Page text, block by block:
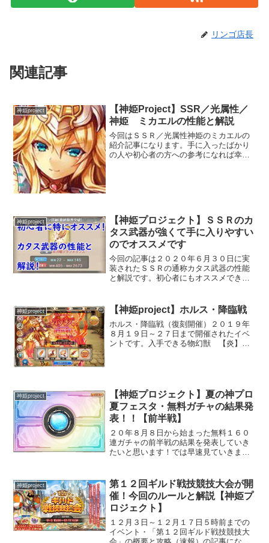
リンゴ店長
関連記事
神姫project
【神姫Project】SSR／光属性／
神姫 ミカエルの性能と解説
今回はＳＳＲ／光属性神姫のミカエルの
紹介記事になります。手に入ったばかり
の人や初心者の方への参考になれば幸い
神姫project
【神姫プロジェクト】ＳＳＲのカ
タス武器が強くて手に入りやすい
のでオススメです
今回の記事は２０２０年６月３０日に実
装されたＳＳＲの通称カタス武器の性能
と解説です。初心者にもオススメできる
プ ＞ レイドメダル交換 でレイドメ
ダル交換で１５０枚と武器...
神姫project 【神姫project】ホルス・降臨戦
ホルス・降臨戦（復刻開催）２０１９年
８月１９日～２７日まで開催されたイベ
ントです。入手できる物幻獣 【炎】ホ
神姫project
【神姫プロジェクト】夏の神プロ
夏フェスタ・無料ガチャの結果発
表！！【前半戦】
２０年８月８日から始まった無料１６０
連ガチャの前半戦の結果を発表していき
たいと思います！では早速見ていきまし
ＳＲ出てませんし‥ね。 ２日目！金２個
と増えましたけど、ハズレ...
神姫project
第１２回ギルド戦技競技大会が開
催！今回のルールと解説【神姫プ
ロジェクト】
１２月３日～１２月１７日５時前までの
イベント・「第１２回ギルド戦技競技大